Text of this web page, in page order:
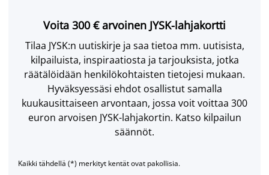
Voita 300 € arvoinen JYSK-lahjakortti
Tilaa JYSK:n uutiskirje ja saa tietoa mm. uutisista,
kilpailuista, inspiraatiosta ja tarjouksista, jotka
räätälöidään henkilökohtaisten tietojesi mukaan.
Hyväksyessäsi ehdot osallistut samalla
kuukausittaiseen arvontaan, jossa voit voittaa 300
euron arvoisen JYSK-lahjakortin. Katso kilpailun
säännöt.
Kaikki tähdellä (*) merkityt kentät ovat pakollisia.